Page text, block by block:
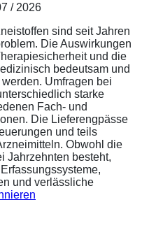
/ 2026
sind seit Jahren
Die Auswirkungen
und die
bedeutsam und
Umfragen bei
starke
Fach- und
Die Lieferengpässe
und teils
Obwohl die
Jahrzehnten besteht,
und verlässliche